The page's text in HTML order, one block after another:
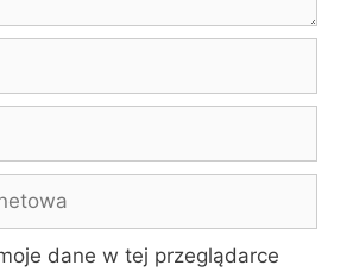
dane w tej przeglądarce